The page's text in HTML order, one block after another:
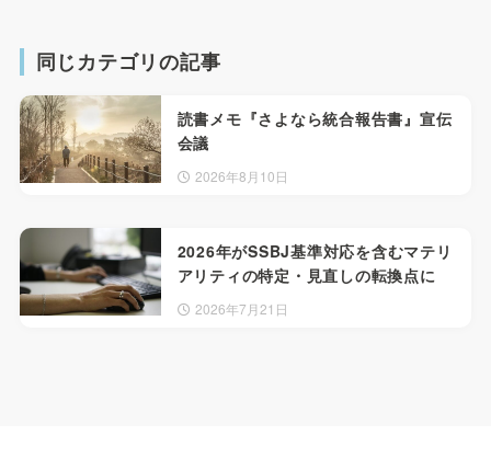
同じカテゴリの記事
読書メモ『さよなら統合報告書』宣伝
会議
2026年8月10日
2026年がSSBJ基準対応を含むマテリ
アリティの特定・見直しの転換点に
2026年7月21日